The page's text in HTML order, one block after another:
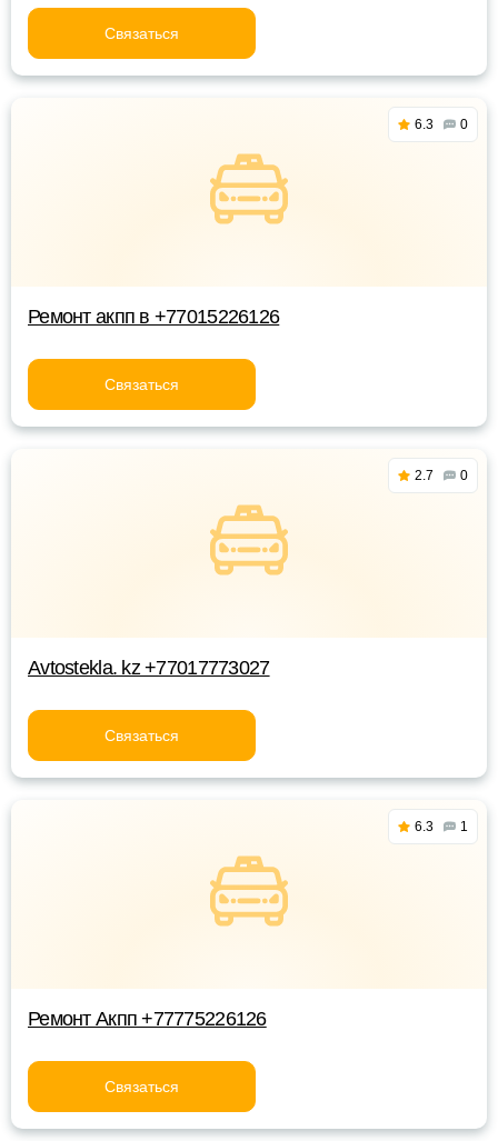
Связаться
6.3 0
Ремонт акпп в +77015226126
Связаться
2.7 0
Avtostekla. kz +77017773027
Связаться
6.3 1
Ремонт Акпп +77775226126
Связаться